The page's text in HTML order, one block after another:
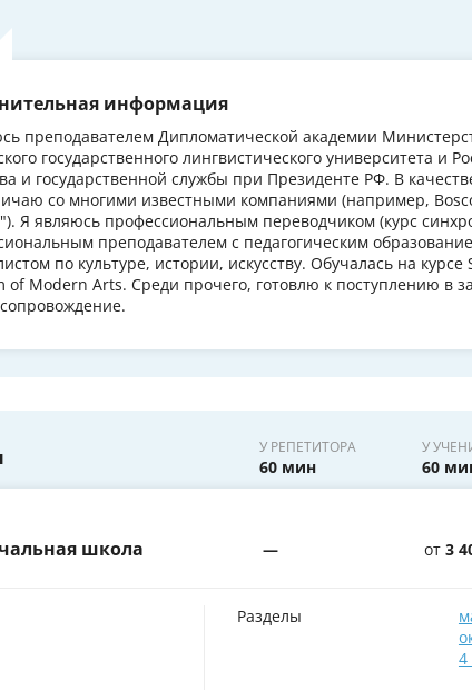
информация
преподавателем Дипломатической академии
государственного лингвистического университета и
и государственной службы при Президенте РФ. В
со многими известными компаниями (например,
Я являюсь профессиональным переводчиком (курс
преподавателем с педагогическим
по культуре, истории, искусству. Обучалась на
of Modern Arts. Среди прочего, готовлю к поступлению в
У РЕПЕТИТОРА
60 мин
У
60
школа — от 3
Разделы
4